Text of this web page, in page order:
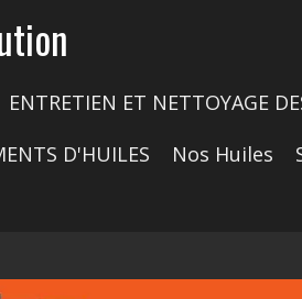
ENTRETIEN ET NETTOYAGE
D'HUILES Nos Huiles